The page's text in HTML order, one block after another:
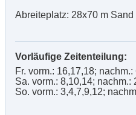
Abreiteplatz: 28x70 m Sand
Vorläufige Zeitenteilung:
Fr. vorm.: 16,17,18; nachm.:
Sa. vorm.: 8,10,14; nachm.:
So. vorm.: 3,4,7,9,12;